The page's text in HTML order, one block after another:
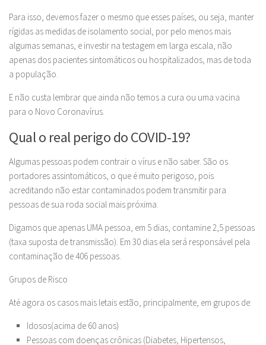
Para isso, devemos fazer o mesmo que esses países, ou seja, manter
rígidas as medidas de isolamento social, por pelo menos mais
algumas semanas, e investir na testagem em larga escala, não
apenas dos pacientes sintomáticos ou hospitalizados, mas de toda
a população.
E não custa lembrar que ainda não temos a cura ou uma vacina
para o Novo Coronavírus.
Qual o real perigo do COVID-19?
Algumas pessoas podem contrair o vírus e não saber. São os
portadores assintomáticos, o que é muito perigoso, pois
acreditando não estar contaminados podem transmitir para
pessoas de sua roda social mais próxima.
Digamos que apenas UMA pessoa, em 5 dias, contamine 2,5 pessoas
(taxa suposta de transmissão). Em 30 dias ela será responsável pela
contaminação de 406 pessoas.
Grupos de Risco
Até agora os casos mais letais estão, principalmente, em grupos de:
Idosos(acima de 60 anos)
Pessoas com doenças crônicas (Diabetes, Hipertensos,